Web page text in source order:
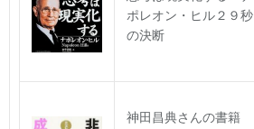
ポレオン・ヒル２９秒
の決断
神田昌典さんの書籍